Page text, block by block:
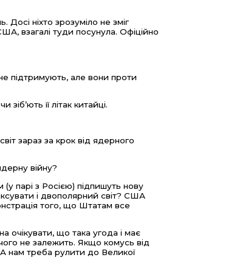
Досі ніхто зрозуміло не зміг
взагалі туди посунула. Офіційно
підтримують, але вони проти
її літак китайці.
зараз за крок від ядерного
війну?
парі з Росією) підпишуть нову
і двополярний світ? США
того, що Штатам все
очікувати, що така угода і має
не залежить. Якщо комусь від
нам треба рулити до Великої